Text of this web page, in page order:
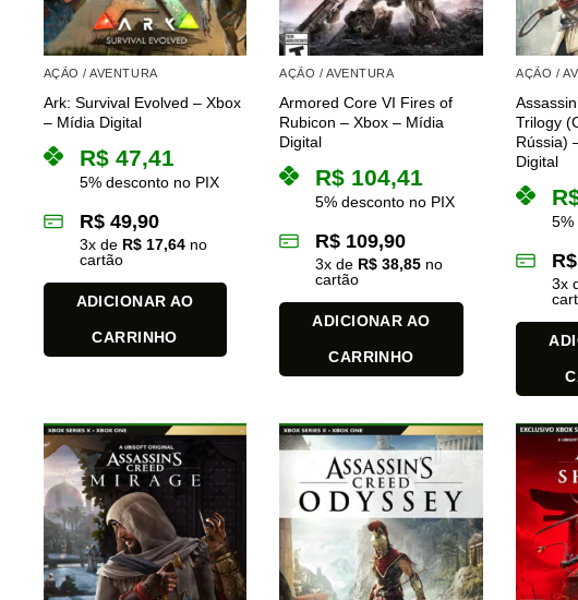
AÇÃO / AVENTURA
Ark: Survival Evolved – Xbox
– Mídia Digital
R$47,41
5% desconto no PIX
R$49,90
3x de R$17,64no
cartão
ADICIONAR AO
CARRINHO
AÇÃO / AVENTURA
Armored Core VI Fires of
Rubicon – Xbox – Mídia
Digital
R$ 104,41
5% desconto no PIX
R$ 109,90
3x de R$ 38,85 no
cartão
ADICIONAR AO
CARRINHO
AÇÃO /
Trilogy
Rússia)
Digital
5%
R$
3x